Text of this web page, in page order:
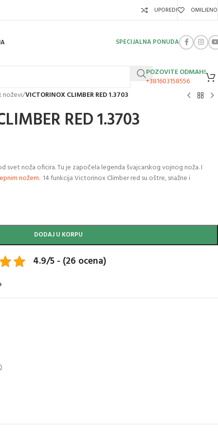
UPOREDI OMILJENO
SPECIJALNA PONUDA
POZOVITE ODMAH!
+381603158556
noževi/VICTORINOX CLIMBER RED 1.3703
RED 1.3703
svet noža oficira. Tu je započela legenda švajcarskog vojnog noža. I
nožem. 14 funkcija Victorinox Climber red su oštre, snažne i
DODAJ U KORPU
4.9/5 - (26 ocena)